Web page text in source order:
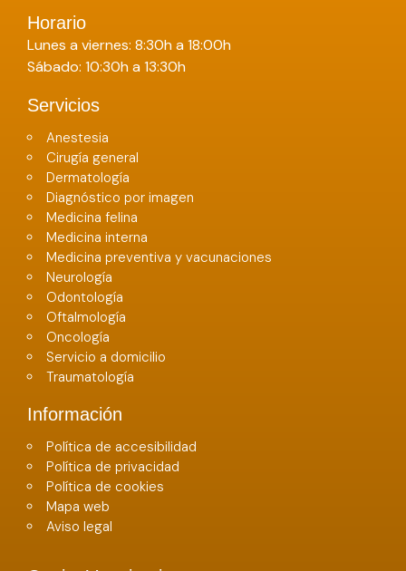
Horario
Lunes a viernes: 8:30h a 18:00h
Sábado: 10:30h a 13:30h
Servicios
Anestesia
Cirugía general
Dermatología
Diagnóstico por imagen
Medicina felina
Medicina interna
Medicina preventiva y vacunaciones
Neurología
Odontología
Oftalmología
Oncología
Servicio a domicilio
Traumatología
Información
Política de accesibilidad
Política de privacidad
Política de cookies
Mapa web
Aviso legal